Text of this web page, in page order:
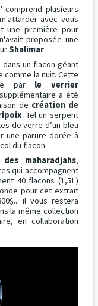
comprend plusieurs
avec vous
une première pour
proposée une
Shalimar.
un flacon géant
comme la nuit. Cette
par le verrier
a été
de création de
. Tel un serpent
de verre d’un bleu
une parure dorée à
du flacon.
des maharadjahs,
qui accompagnent
40 flacons (1,5L)
pour cet extrait
il vous restera
la même collection
en collaboration